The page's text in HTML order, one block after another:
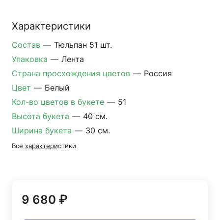
Характеристики
Состав — Тюльпан 51 шт.
Упаковка — Лента
Страна просхождения цветов — Россия
Цвет — Белый
Кол-во цветов в букете — 51
Высота букета — 40 см.
Ширина букета — 30 см.
Все характеристики
9 680 ₽